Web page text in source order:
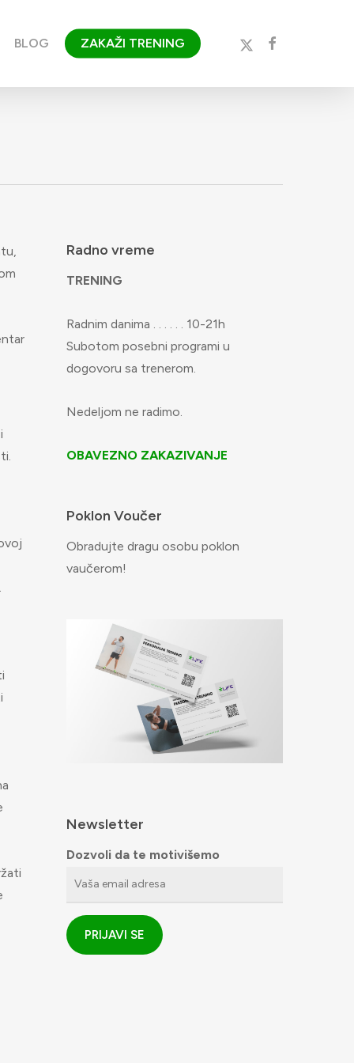
BLOG ZAKAŽI TRENING
x-
facebook
Radno vreme
TRENING
Radnim danima . . . . . . 10-21h
Subotom posebni programi u
dogovoru sa trenerom.
Nedeljom ne radimo.
OBAVEZNO ZAKAZIVANJE
Poklon Voučer
Obradujte dragu osobu poklon
vaučerom!
Newsletter
Dozvoli da te motivišemo